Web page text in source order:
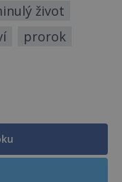
život
prorok